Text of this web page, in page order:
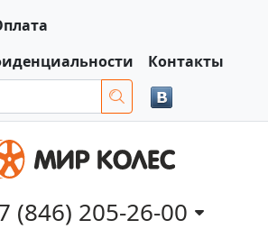
Контакты
(846) 205-26-00